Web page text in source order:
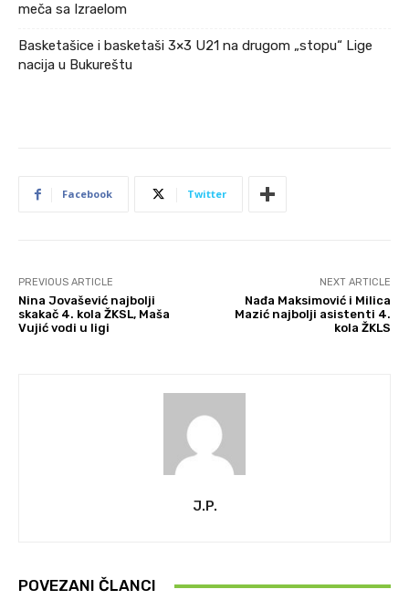
meča sa Izraelom
Basketašice i basketaši 3×3 U21 na drugom „stopu“ Lige
nacija u Bukureštu
Facebook Twitter
PREVIOUS ARTICLE
Nina Jovašević najbolji
skakač 4. kola ŽKSL, Maša
Vujić vodi u ligi
NEXT ARTICLE
Nađa Maksimović i Milica
Mazić najbolji asistenti 4.
kola ŽKLS
J.P.
POVEZANI ČLANCI